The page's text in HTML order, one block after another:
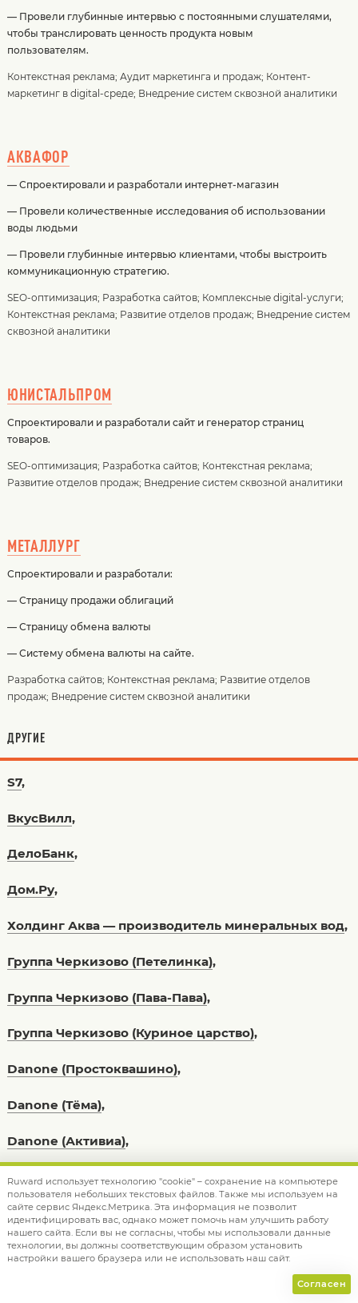
— Провели глубинные интервью с постоянными слушателями,
чтобы транслировать ценность продукта новым
пользователям.
Контекстная реклама; Аудит маркетинга и продаж; Контент-
маркетинг в digital-среде; Внедрение систем сквозной аналитики
АКВАФОР
— Спроектировали и разработали интернет-магазин
— Провели количественные исследования об использовании
воды людьми
— Провели глубинные интервью клиентами, чтобы выстроить
коммуникационную стратегию.
SEO-оптимизация; Разработка сайтов; Комплексные digital-услуги;
Контекстная реклама; Развитие отделов продаж; Внедрение систем
сквозной аналитики
ЮНИСТАЛЬПРОМ
Спроектировали и разработали сайт и генератор страниц
товаров.
SEO-оптимизация; Разработка сайтов; Контекстная реклама;
Развитие отделов продаж; Внедрение систем сквозной аналитики
МЕТАЛЛУРГ
Спроектировали и разработали:
— Страницу продажи облигаций
— Страницу обмена валюты
— Систему обмена валюты на сайте.
Разработка сайтов; Контекстная реклама; Развитие отделов
продаж; Внедрение систем сквозной аналитики
ДРУГИЕ
S7,
ВкусВилл,
ДелоБанк,
Дом.Ру,
Холдинг Аква — производитель минеральных вод,
Группа Черкизово (Петелинка),
Группа Черкизово (Пава-Пава),
Группа Черкизово (Куриное царство),
Danone (Простоквашино),
Danone (Тёма),
Danone (Активиа),
Райффайзен Капитал,
Тинькофф Банк,
YOTA,
Ruward использует технологию "cookie" – сохранение на компьютере
пользователя небольших текстовых файлов. Также мы используем на
сайте сервис Яндекс.Метрика. Эта информация не позволит
идентифицировать вас, однако может помочь нам улучшить работу
нашего сайта. Если вы не согласны, чтобы мы использовали данные
технологии, вы должны соответствующим образом установить
настройки вашего браузера или не использовать наш сайт.
Согласен